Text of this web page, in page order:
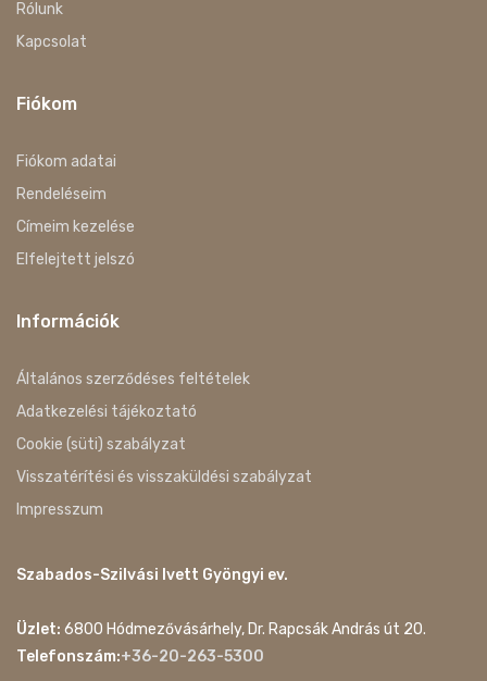
Rólunk
Kapcsolat
Fiókom
Fiókom adatai
Rendeléseim
Címeim kezelése
Elfelejtett jelszó
Információk
Általános szerződéses feltételek
Adatkezelési tájékoztató
Cookie (süti) szabályzat
Visszatérítési és visszaküldési szabályzat
Impresszum
Szabados-Szilvási Ivett Gyöngyi ev.
Üzlet: 6800 Hódmezővásárhely, Dr. Rapcsák András út 20.
Telefonszám:+36-20-263-5300